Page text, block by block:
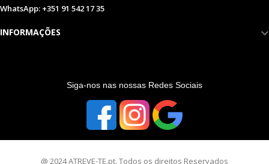
WhatsApp: +351 91 542 17 35
INFORMAÇÕES
Siga-nos nas nossas Redes Sociais
@ 2024 ATREVE-TE.pt. Todos os direitos Reservados